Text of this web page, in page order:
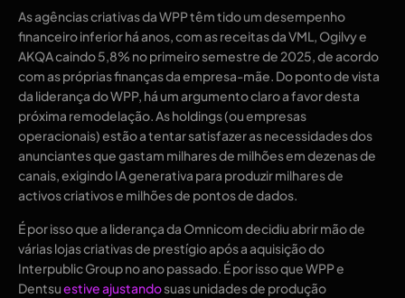
As agências criativas da WPP têm tido um desempenho
financeiro inferior há anos, com as receitas da VML, Ogilvy e
AKQA caindo 5,8% no primeiro semestre de 2025, de acordo
com as próprias finanças da empresa-mãe. Do ponto de vista
da liderança do WPP, há um argumento claro a favor desta
próxima remodelação. As holdings (ou empresas
operacionais) estão a tentar satisfazer as necessidades dos
anunciantes que gastam milhares de milhões em dezenas de
canais, exigindo IA generativa para produzir milhares de
activos criativos e milhões de pontos de dados.
É por isso que a liderança da Omnicom decidiu abrir mão de
várias lojas criativas de prestígio após a aquisição do
Interpublic Group no ano passado. É por isso que WPP e
Dentsuestive ajustandosuas unidades de produção